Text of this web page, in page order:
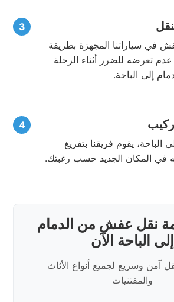
في سياراتنا المجهزة بطريقة
تعرضه للضرر أثناء الرحلة
إلى الباحة.
الباحة، يقوم فريقنا بتفريغ
في المكان الجديد حسب رغبتك.
نقل عفش من الدمام
إلى الباحة الآن
آمن وسريع لجميع أنواع الأثاث
والمقتنيات